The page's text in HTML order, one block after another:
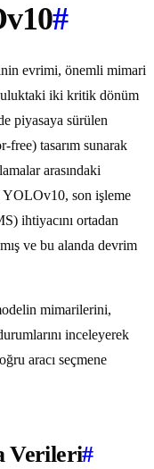
#
evrimi, önemli mimari
iki kritik dönüm
piyasaya sürülen
tasarım sunarak
arasındaki
YOLOv10, son işleme
ihtiyacını ortadan
ve bu alanda devrim
mimarilerini,
inceleyerek
aracı seçmene
Verileri#